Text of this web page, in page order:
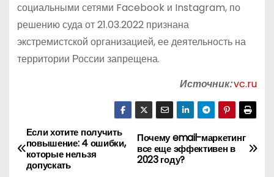
социальными сетями Facebook и Instagram, по
решению суда от 21.03.2022 признана
экстремистской организацией, ее деятельность на
территории России запрещена.
Источник:vc.ru
Н
а
Почему email-маркетинг
все еще эффективен в
2023 году?
Если хотите получить
повышение: 4 ошибки,
которые нельзя
допускать